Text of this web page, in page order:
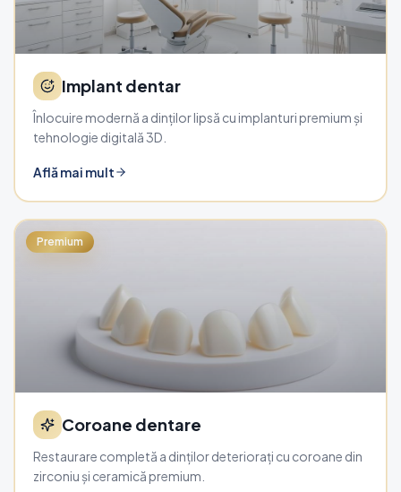
Implant dentar
Înlocuire modernă a dinților lipsă cu implanturi premium și
tehnologie digitală 3D.
Află mai mult
Premium
Coroane dentare
Restaurare completă a dinților deteriorați cu coroane din
zirconiu și ceramică premium.